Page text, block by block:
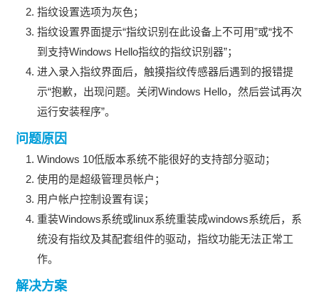
指纹设置选项为灰色；
指纹设置界面提示“指纹识别在此设备上不可用”或“找不
到支持Windows Hello指纹的指纹识别器”；
进入录入指纹界面后，触摸指纹传感器后遇到的报错提
示“抱歉，出现问题。关闭Windows Hello，然后尝试再次
运行安装程序”。
问题原因
Windows 10低版本系统不能很好的支持部分驱动；
使用的是超级管理员帐户；
用户帐户控制设置有误；
重装Windows系统或linux系统重装成windows系统后，系
统没有指纹及其配套组件的驱动，指纹功能无法正常工
作。
解决方案